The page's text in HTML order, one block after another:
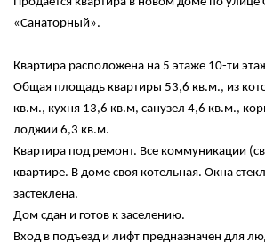
«Санаторный».
Квартира расположена на 5 этаже 10-ти
Общая площадь квартиры 53,6 кв.м., из
кв.м., кухня 13,6 кв.м, санузел 4,6 кв.м.,
лоджии 6,3 кв.м.
Квартира под ремонт. Все коммуникации
квартире. В доме своя котельная. Окна
застеклена.
Дом сдан и готов к заселению.
Вход в подъезд и лифт предназначен для